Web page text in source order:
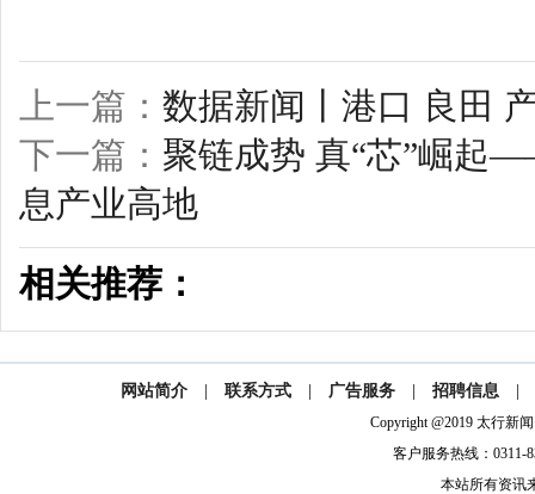
上一篇： 数据新闻丨港口 良田
下一篇： 聚链成势 真“芯”崛起
息产业高地
相关推荐：
网站简介 联系方式 广告服务 招聘信息
Copyright @2019 太行新
客户服务热线：0311-
本站所有资讯